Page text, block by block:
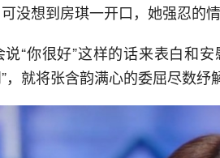
没想到房琪一开口，她强忍的情
“你很好”这样的话来表白和
，就将张含韵满心的委屈尽数纾